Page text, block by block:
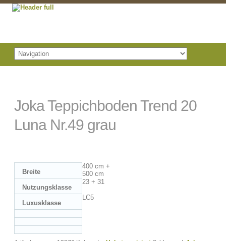
Joka Teppichboden Trend 20
Luna Nr.49 grau
Breite
400 cm +
500 cm
Nutzungsklasse
23 + 31
Luxusklasse
LC5